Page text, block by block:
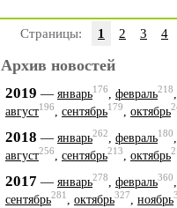
Страницы: 1 2 3 4
Архив новостей
2019 — январь176 февраль218
август196, сентябрь179, октябрь
2018 — январь262 февраль180
август256, сентябрь213, октябрь
2017 — январь278 февраль360
сентябрь281, октябрь327, ноябрь